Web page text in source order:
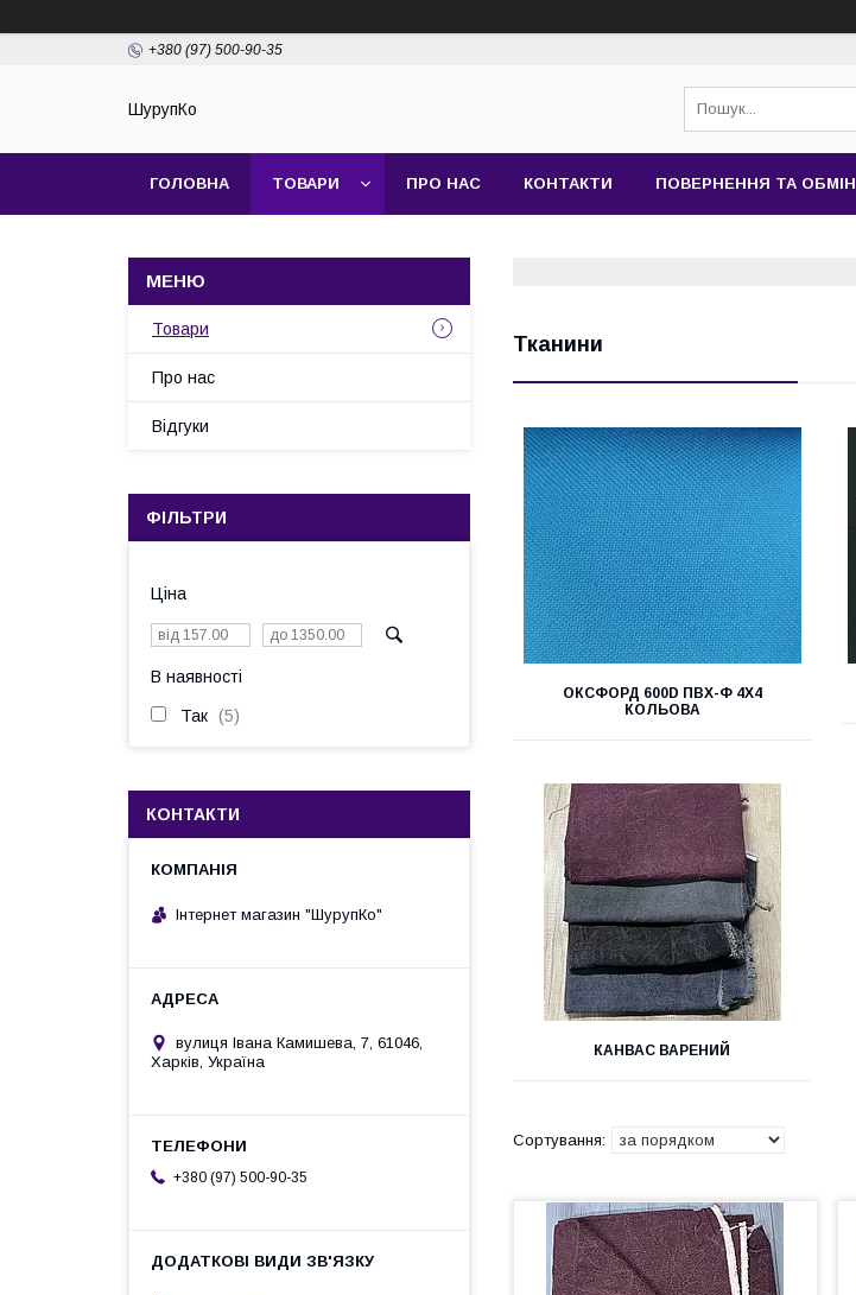
+380 (97) 500-90-35
ШурупКо
ГОЛОВНА ТОВАРИ ПРО НАС КОНТАКТИ ПОВЕРНЕННЯ ТА ОБМІН
Тканини
ОКСФОРД 600D ПВХ-Ф 4X4
КОЛЬОВА
КАНВАС ВАРЕНИЙ
Товари
Про нас
Відгуки
ФІЛЬТРИ
Ціна
В наявності
Так 5
КОНТАКТИ
Інтернет магазин "ШурупКо"
вулиця Івана Камишева, 7, 61046,
Харків, Україна
+380 (97) 500-90-35